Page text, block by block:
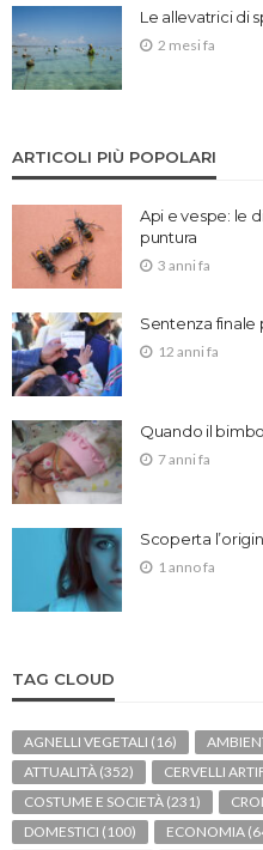
Le allevatrici di
2 mesi fa
ARTICOLI PIÙ POPOLARI
Api e vespe: le
puntura
3 anni fa
Sentenza finale
12 anni fa
Quando il
7 anni fa
Scoperta
1 anno fa
TAG CLOUD
AGNELLI VEGETALI (16)
ATTUALITÀ (352) CERVELLI
COSTUME E SOCIETÀ (231)
DOMESTICI (100) ECONOMIA